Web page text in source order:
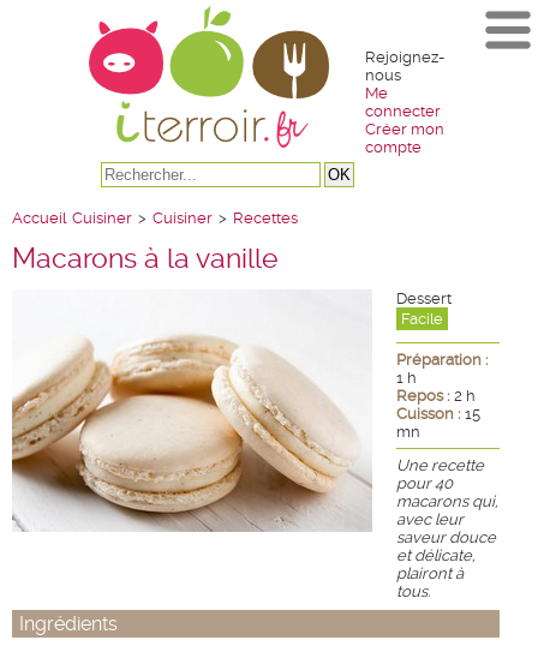
Rejoignez-
nous
Me
connecter
Créer mon
compte
Accueil Cuisiner > Cuisiner > Recettes
Macarons à la vanille
Dessert
Facile
Préparation :
1 h
Repos : 2 h
Cuisson : 15
mn
Une recette
pour 40
macarons qui,
avec leur
saveur douce
et délicate,
plairont à
tous.
Ingrédients